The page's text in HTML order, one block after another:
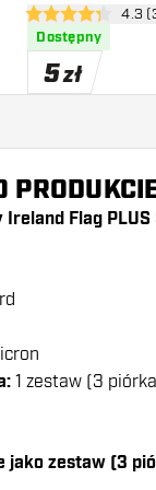
otwórz
4.3 gwiazdki oceny
4.3
Dostępny
5zł
Flag
1 zestaw (3
jako zestaw (3